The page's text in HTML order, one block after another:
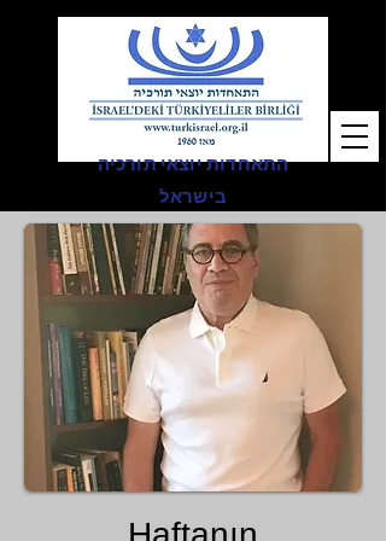
התאחדות יוצאי תורכיה
בישראל